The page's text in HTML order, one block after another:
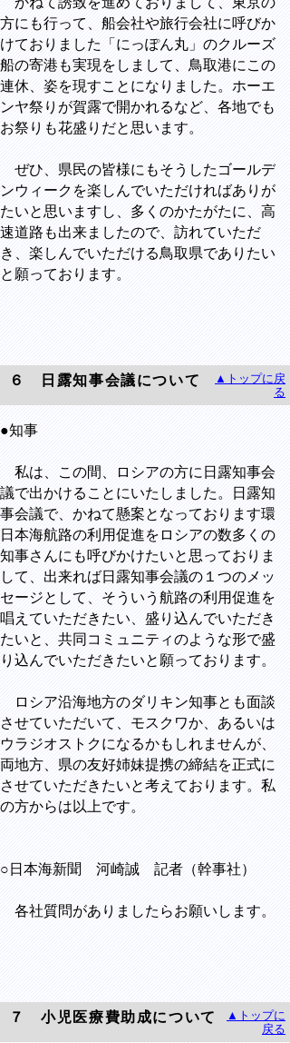
方にも行って、船会社や旅行会社に呼びか
けておりました「にっぽん丸」のクルーズ
船の寄港も実現をしまして、鳥取港にこの
連休、姿を現すことになりました。ホーエ
ンヤ祭りが賀露で開かれるなど、各地でも
お祭りも花盛りだと思います。
ぜひ、県民の皆様にもそうしたゴールデ
ンウィークを楽しんでいただければありが
たいと思いますし、多くのかたがたに、高
速道路も出来ましたので、訪れていただ
き、楽しんでいただける鳥取県でありたい
と願っております。
６ 日露知事会議について
▲トップに戻
る
●知事
私は、この間、ロシアの方に日露知事会
議で出かけることにいたしました。日露知
事会議で、かねて懸案となっております環
日本海航路の利用促進をロシアの数多くの
知事さんにも呼びかけたいと思っておりま
して、出来れば日露知事会議の１つのメッ
セージとして、そういう航路の利用促進を
唱えていただきたい、盛り込んでいただき
たいと、共同コミュニティのような形で盛
り込んでいただきたいと願っております。
ロシア沿海地方のダリキン知事とも面談
させていただいて、モスクワか、あるいは
ウラジオストクになるかもしれませんが、
両地方、県の友好姉妹提携の締結を正式に
させていただきたいと考えております。私
の方からは以上です。
○日本海新聞 河崎誠 記者（幹事社）
各社質問がありましたらお願いします。
７ 小児医療費助成について
▲トップに
戻る